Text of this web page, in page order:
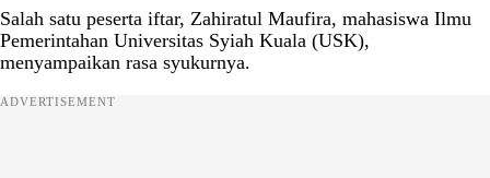
Salah satu peserta iftar, Zahiratul Maufira, mahasiswa Ilmu
Pemerintahan Universitas Syiah Kuala (USK),
menyampaikan rasa syukurnya.
ADVERTISEMENT